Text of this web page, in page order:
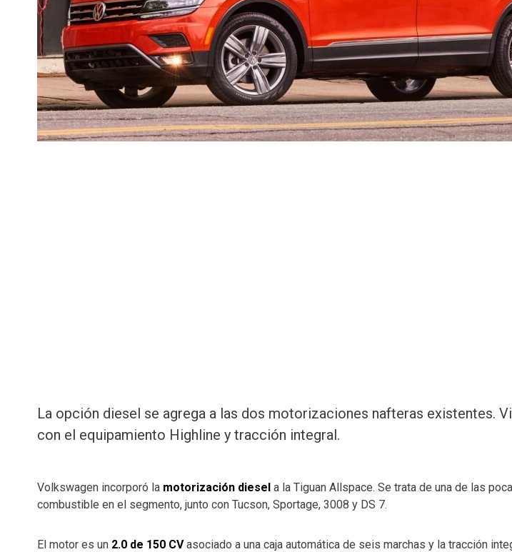
La opción diesel se agrega a las dos motorizaciones nafteras existentes.
con el equipamiento Highline y tracción integral.
Volkswagen incorporó la motorización diesel a la Tiguan Allspace. Se trata de una de las
combustible en el segmento, junto con Tucson, Sportage, 3008 y DS 7.
El motor es un 2.0 de 150 CVasociado a una caja automática de seis marchas y la tracción